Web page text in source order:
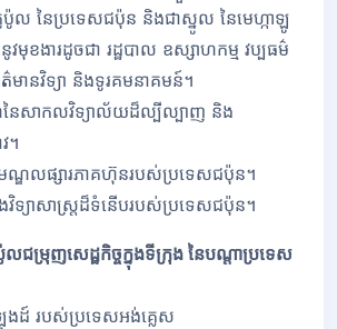
ៃប្រទេសជប៉ុន និងជាស្នូល នៃមេហ្កាឡូ
មុខងារដូចជា រដ្ឋបាល ឧស្សាហកម្ម វប្បធម៌
មានវិទ្យា និងទូរគមនាគមន៍។
កលវិទ្យាល័យដ៏ល្បីល្បាញ និង
។
ផ្សារភាគហ៊ុនរបស់ប្រទេសជប៉ុន។
សាស្រ្តដ៏ទំនើបរបស់ប្រទេសជប៉ុន។
ជម្រុញសេដ្ឋកិច្ចក្នុងទីក្រុង នៃបណ្តាប្រទេស
បស់ប្រទេសអង់គ្លេស